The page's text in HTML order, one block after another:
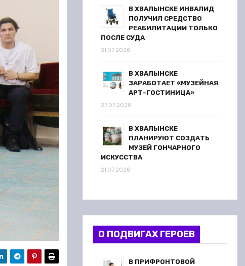
В ХВАЛЫНСКЕ ИНВАЛИД
ПОЛУЧИЛ СРЕДСТВО
РЕАБИЛИТАЦИИ ТОЛЬКО
ПОСЛЕ СУДА
31.07.2026
В ХВАЛЫНСКЕ
ЗАРАБОТАЕТ «МУЗЕЙНАЯ
АРТ-ГОСТИНИЦА»
27.07.2026
В ХВАЛЫНСКЕ
ПЛАНИРУЮТ СОЗДАТЬ
МУЗЕЙ ГОНЧАРНОГО
ИСКУССТВА
21.07.2026
О ПОДВИГАХ ГЕРОЕВ
В ПРИФРОНТОВОЙ